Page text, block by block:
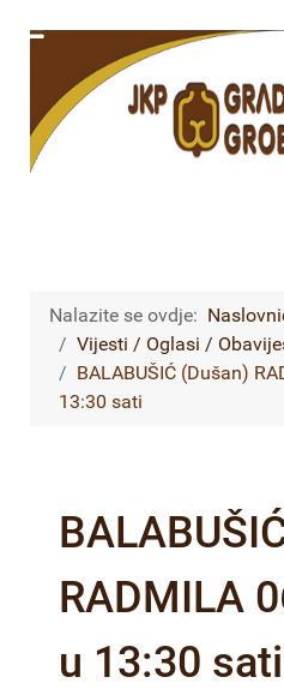
Nalazite se ovdje:
Vijesti / Oglasi /
BALABUŠIĆ (Dušan)
13:30 sati
RADMILA
u 13:30 sati